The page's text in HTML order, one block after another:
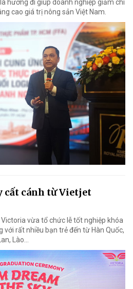
hướng đi giúp doanh nghiệp giảm chi
cao giá trị nông sản Việt Nam.
cất cánh từ Vietjet
vừa tổ chức lễ tốt nghiệp khóa
với rất nhiều bạn trẻ đến từ Hàn Quốc,
Lào…